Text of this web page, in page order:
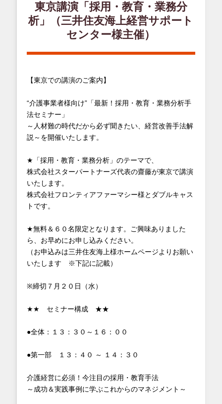
東京講演「採用・教育・業務分
析」（三井住友海上経営サポート
センター様主催）
【東京での講演のご案内】
“介護事業者様向け”「最新！採用・教育・業務分析手
法セミナー」
～人材難の時代だから必ず聞きたい、経営改善手法解
説～を開催いたします。
★「採用・教育・業務分析」のテーマで、
株式会社スターパートナーズ代表の齋藤が東京で講演
いたします。
株式会社フロンティアファーマシー様とダブルキャス
トです。
★無料＆６０名限定となります。ご興味ありました
ら、お早めにお申し込みください。
（お申込みは三井住友海上様ホームページよりお願い
いたします ※下記に記載）
※締切７月２０日（水）
★★ セミナー構成 ★★
●全体：１３：３０～１６：００
●第一部 １３：４０ ～ １４：３０
介護経営に必須！今注目の採用・教育手法
～成功＆実践事例に学ぶこれからのマネジメント～